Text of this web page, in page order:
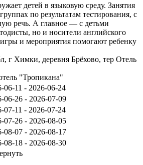
детей в языковую среду. Занятия
по результатам тестирования, с
речь. А главное — с детьми
но и носители английского
и мероприятия помогают ребенку
г Химки, деревня Брёхово, тер Отель
"Тропикана"
06-11 - 2026-06-24
06-26 - 2026-07-09
07-11 - 2026-07-24
07-26 - 2026-08-05
08-07 - 2026-08-17
08-18 - 2026-08-30